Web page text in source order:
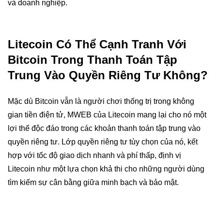
và doanh nghiệp.
Litecoin Có Thể Cạnh Tranh Với
Bitcoin Trong Thanh Toán Tập
Trung Vào Quyền Riêng Tư Không?
Mặc dù Bitcoin vẫn là người chơi thống trị trong không
gian tiền điện tử, MWEB của Litecoin mang lại cho nó một
lợi thế độc đáo trong các khoản thanh toán tập trung vào
quyền riêng tư. Lớp quyền riêng tư tùy chọn của nó, kết
hợp với tốc độ giao dịch nhanh và phí thấp, định vị
Litecoin như một lựa chọn khả thi cho những người dùng
tìm kiếm sự cân bằng giữa minh bạch và bảo mật.